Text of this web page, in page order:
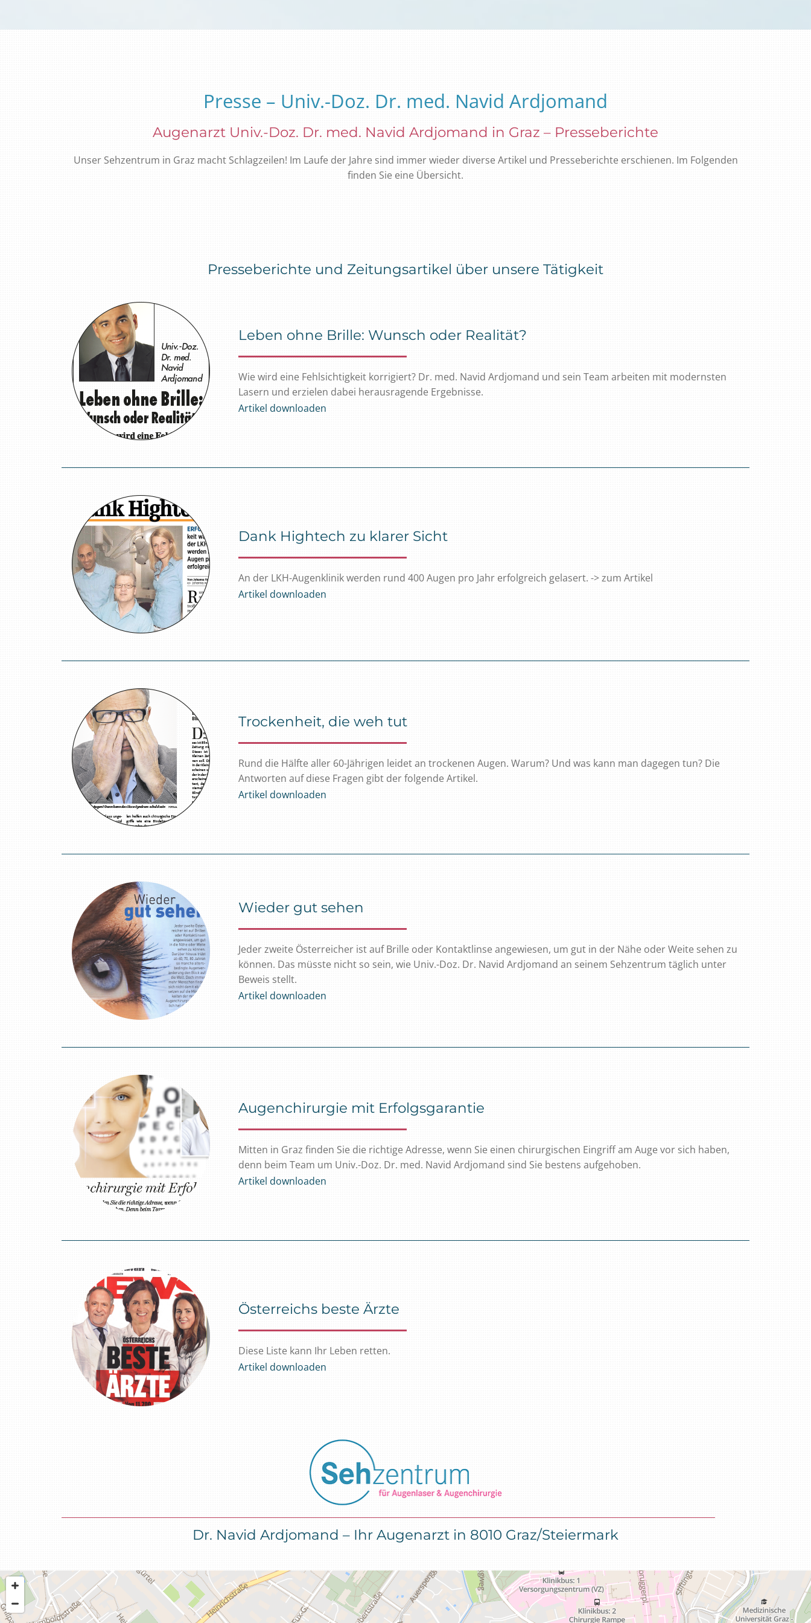
Presse – Univ.-Doz. Dr. med. Navid Ardjomand
Augenarzt Univ.-Doz. Dr. med. Navid Ardjomand in Graz – Presseberichte
Unser Sehzentrum in Graz macht Schlagzeilen! Im Laufe der Jahre sind immer wieder diverse Artikel und Presseberichte erschienen. Im Folgenden
finden Sie eine Übersicht.
Presseberichte und Zeitungsartikel über unsere Tätigkeit
Leben ohne Brille: Wunsch oder Realität?
Wie wird eine Fehlsichtigkeit korrigiert? Dr. med. Navid Ardjomand und sein Team arbeiten mit modernsten
Lasern und erzielen dabei herausragende Ergebnisse.
Artikel downloaden
Dank Hightech zu klarer Sicht
An der LKH-Augenklinik werden rund 400 Augen pro Jahr erfolgreich gelasert. -> zum Artikel
Artikel downloaden
Trockenheit, die weh tut
Rund die Hälfte aller 60-Jährigen leidet an trockenen Augen. Warum? Und was kann man dagegen tun? Die
Antworten auf diese Fragen gibt der folgende Artikel.
Artikel downloaden
Wieder gut sehen
Jeder zweite Österreicher ist auf Brille oder Kontaktlinse angewiesen, um gut in der Nähe oder Weite sehen zu
können. Das müsste nicht so sein, wie Univ.-Doz. Dr. Navid Ardjomand an seinem Sehzentrum täglich unter
Beweis stellt.
Artikel downloaden
Augenchirurgie mit Erfolgsgarantie
Mitten in Graz finden Sie die richtige Adresse, wenn Sie einen chirurgischen Eingriff am Auge vor sich haben,
denn beim Team um Univ.-Doz. Dr. med. Navid Ardjomand sind Sie bestens aufgehoben.
Artikel downloaden
Österreichs beste Ärzte
Diese Liste kann Ihr Leben retten.
Artikel downloaden
Dr. Navid Ardjomand – Ihr Augenarzt in 8010 Graz/Steiermark